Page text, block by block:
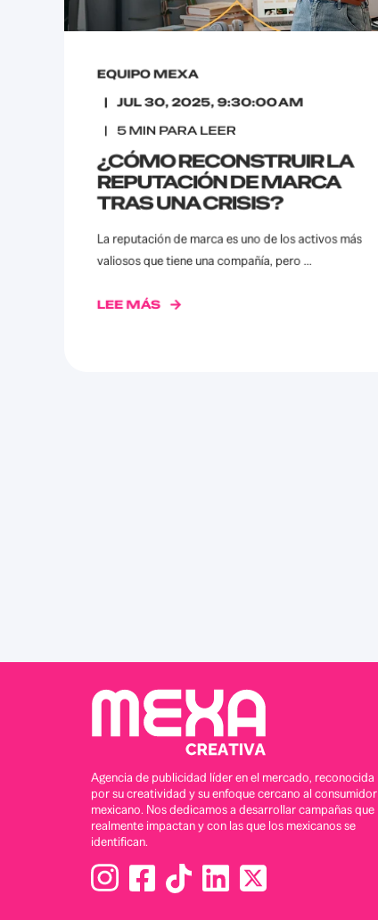
EQUIPO MEXA
JUL 30, 2025, 9:30:00 AM
5MIN PARA LEER
¿CÓMO RECONSTRUIR LA
REPUTACIÓN DE MARCA
TRAS UNA CRISIS?
La reputación de marca es uno de los activos más
valiosos que tiene una compañía, pero ...
LEE MÁS
Agencia de publicidad líder en el mercado, reconocida
por su creatividad y su enfoque cercano al consumidor
mexicano. Nos dedicamos a desarrollar campañas que
realmente impactan y con las que los mexicanos se
identifican.